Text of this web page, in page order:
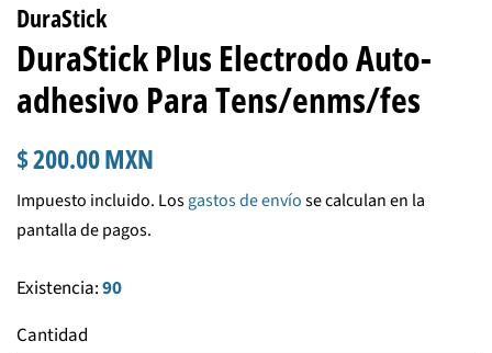
DuraStick
DuraStick Plus Electrodo Auto-
adhesivo Para Tens/enms/fes
Precio
$ 200.00 MXN
venta
Impuesto incluido. Losgastos de envíose calculan en la
pantalla de pagos.
Existencia:90
Cantidad